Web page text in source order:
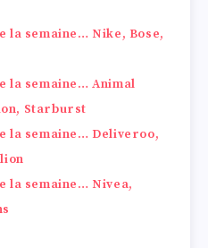
la semaine… Nike, Bose,
la semaine… Animal
Starburst
la semaine… Deliveroo,
la semaine… Nivea,